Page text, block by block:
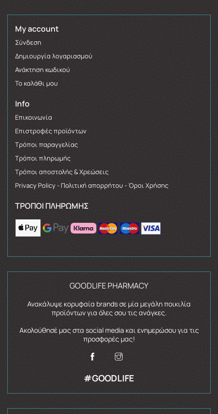
My account
Σύνδεση
Δημιουργία λογαριασμού
Ανάκτηση κωδικού
Το καλάθι μου
Info
Επικοινωνία
Επιστροφές προϊόντων
Τρόποι παραγγελίας
Τρόποι πληρωμής
Τρόποι αποστολής & Χρεώσεις
Privacy Policy - Πολιτική απορρήτου - Όροι Χρήσης
ΤΡΌΠΟΙ ΠΛΗΡΩΜΉΣ
GOODLIFE PHARMACY
Ανακάλυψε κορυφαία brands σε μία μεγάλη ποικιλία
προϊόντων για όλες σου τις ανάγκες.
Ακολούθησέ μας στα social media και ενημερώσου για τις
προσφορές μας!
#GOODLIFE